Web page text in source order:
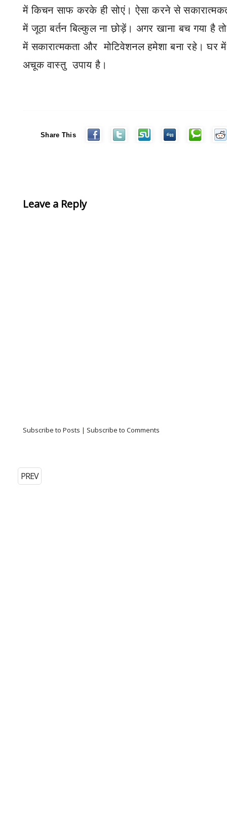
में किचन साफ करके ही सोएं। ऐसा करने से
में जूठा बर्तन बिल्कुल ना छोड़ें। अगर खाना बच गया है
में सकारात्मकता और मोटिवेशनलहमेशा बना रहे। घर
अचूक वास्तु उपाय है।
Share This
Leave a Reply
Subscribe to Posts | Subscribe to Comments
PREV